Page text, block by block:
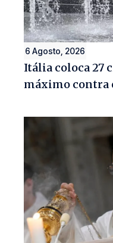
6 Agosto, 2026
Itália coloca 27
máximo contra